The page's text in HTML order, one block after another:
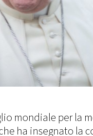
mondiale per la
ha insegnato la